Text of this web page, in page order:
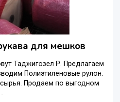
для мешков
Таджигозел Р. Предлагаем
Полиэтиленовые рулон.
Продаем по выгодном